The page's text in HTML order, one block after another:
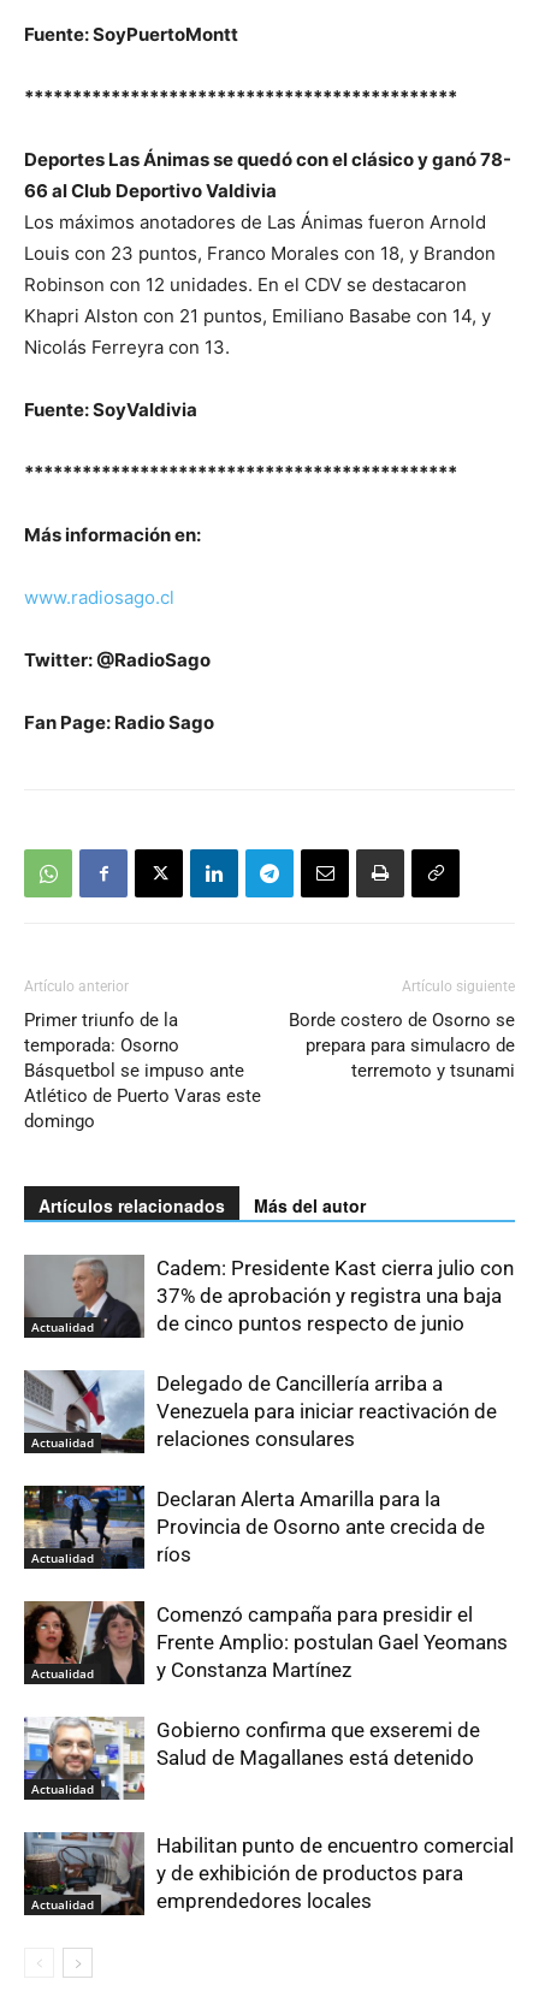
Fuente: SoyPuertoMontt
*********************************************
Deportes Las Ánimas se quedó con el clásico y ganó 78-
66 al Club Deportivo Valdivia
Los máximos anotadores de Las Ánimas fueron Arnold
Louis con 23 puntos, Franco Morales con 18, y Brandon
Robinson con 12 unidades. En el CDV se destacaron
Khapri Alston con 21 puntos, Emiliano Basabe con 14, y
Nicolás Ferreyra con 13.
Fuente: SoyValdivia
*********************************************
Más información en:
www.radiosago.cl
Twitter: @RadioSago
Fan Page: Radio Sago
Artículo anterior
Primer triunfo de la
temporada: Osorno
Básquetbol se impuso ante
Atlético de Puerto Varas este
domingo
Artículo siguiente
Borde costero de Osorno se
prepara para simulacro de
terremoto y tsunami
Artículos relacionados Más del autor
Actualidad
Cadem: Presidente Kast cierra julio con
37% de aprobación y registra una baja
de cinco puntos respecto de junio
Actualidad
Delegado de Cancillería arriba a
Venezuela para iniciar reactivación de
relaciones consulares
Actualidad
Declaran Alerta Amarilla para la
Provincia de Osorno ante crecida de
ríos
Actualidad
Comenzó campaña para presidir el
Frente Amplio: postulan Gael Yeomans
y Constanza Martínez
Actualidad
Gobierno confirma que exseremi de
Salud de Magallanes está detenido
Actualidad
Habilitan punto de encuentro comercial
y de exhibición de productos para
emprendedores locales